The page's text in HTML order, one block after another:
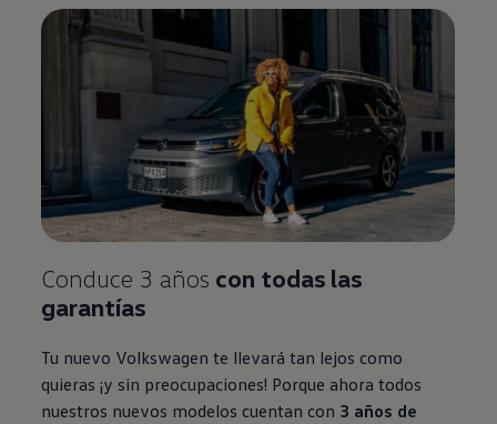
Conduce 3 años con todas las
garantías
Tu nuevo Volkswagen te llevará tan lejos como
quieras ¡y sin preocupaciones! Porque ahora todos
nuestros nuevos modelos cuentan con 3 años de